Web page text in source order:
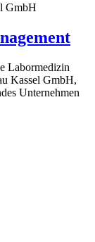
GmbH
Labormedizin
Kassel GmbH,
Unternehmen